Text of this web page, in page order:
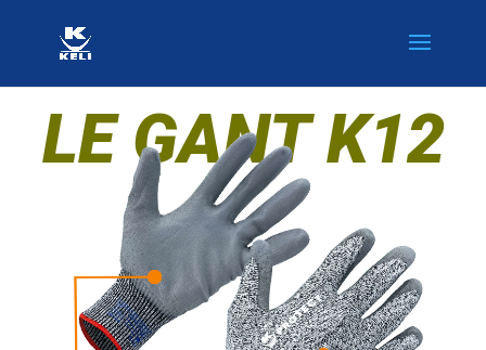
LE GANT K12